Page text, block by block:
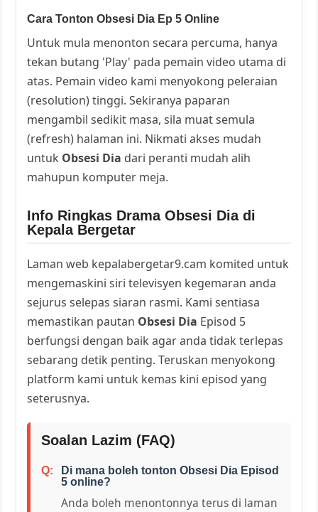
Cara Tonton Obsesi Dia Ep 5 Online
Untuk mula menonton secara percuma, hanya
tekan butang 'Play' pada pemain video utama di
atas. Pemain video kami menyokong peleraian
(resolution) tinggi. Sekiranya paparan
mengambil sedikit masa, sila muat semula
(refresh) halaman ini. Nikmati akses mudah
untuk Obsesi Dia dari peranti mudah alih
mahupun komputer meja.
Info Ringkas Drama Obsesi Dia di
Kepala Bergetar
Laman web kepalabergetar9.cam komited untuk
mengemaskini siri televisyen kegemaran anda
sejurus selepas siaran rasmi. Kami sentiasa
memastikan pautan Obsesi Dia Episod 5
berfungsi dengan baik agar anda tidak terlepas
sebarang detik penting. Teruskan menyokong
platform kami untuk kemas kini episod yang
seterusnya.
Soalan Lazim (FAQ)
Di mana boleh tonton Obsesi Dia Episod
5 online?
Anda boleh menontonnya terus di laman